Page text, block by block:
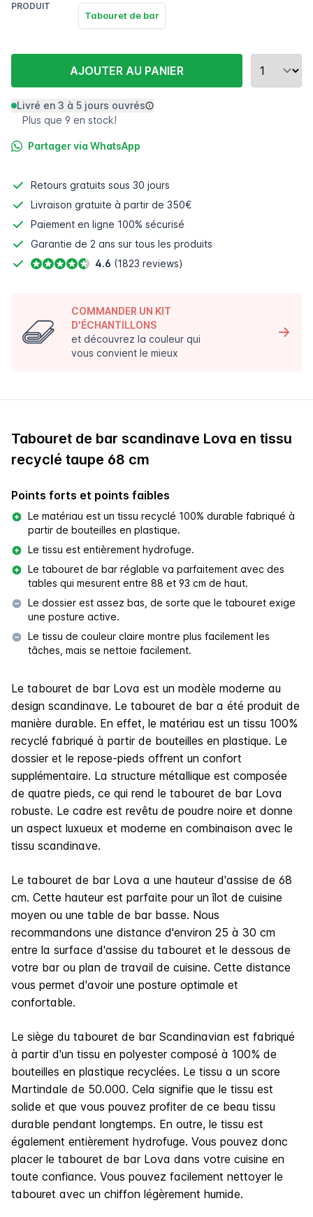
PRODUIT
Tabouret de bar
AJOUTER AU PANIER
Livré en 3 à 5 jours ouvrés
Plus que 9 en stock!
Partager via WhatsApp
Retours gratuits sous 30 jours
Livraison gratuite à partir de 350€
Paiement en ligne 100% sécurisé
Garantie de 2 ans sur tous les produits
4.6 (1823 reviews)
COMMANDER UN KIT
D'ÉCHANTILLONS
et découvrez la couleur qui
vous convient le mieux
Tabouret de bar scandinave Lova en tissu
recyclé taupe 68 cm
Points forts et points faibles
Le matériau est un tissu recyclé 100% durable fabriqué à
partir de bouteilles en plastique.
Le tissu est entièrement hydrofuge.
Le tabouret de bar réglable va parfaitement avec des
tables qui mesurent entre 88 et 93 cm de haut.
Le dossier est assez bas, de sorte que le tabouret exige
une posture active.
Le tissu de couleur claire montre plus facilement les
tâches, mais se nettoie facilement.
Le tabouret de bar Lova est un modèle moderne au
design scandinave. Le tabouret de bar a été produit de
manière durable. En effet, le matériau est un tissu 100%
recyclé fabriqué à partir de bouteilles en plastique. Le
dossier et le repose-pieds offrent un confort
supplémentaire. La structure métallique est composée
de quatre pieds, ce qui rend le tabouret de bar Lova
robuste. Le cadre est revêtu de poudre noire et donne
un aspect luxueux et moderne en combinaison avec le
tissu scandinave.
Le tabouret de bar Lova a une hauteur d'assise de 68
cm. Cette hauteur est parfaite pour un îlot de cuisine
moyen ou une table de bar basse. Nous
recommandons une distance d'environ 25 à 30 cm
entre la surface d'assise du tabouret et le dessous de
votre bar ou plan de travail de cuisine. Cette distance
vous permet d'avoir une posture optimale et
confortable.
Le siège du tabouret de bar Scandinavian est fabriqué
à partir d'un tissu en polyester composé à 100% de
bouteilles en plastique recyclées. Le tissu a un score
Martindale de 50.000. Cela signifie que le tissu est
solide et que vous pouvez profiter de ce beau tissu
durable pendant longtemps. En outre, le tissu est
également entièrement hydrofuge. Vous pouvez donc
placer le tabouret de bar Lova dans votre cuisine en
toute confiance. Vous pouvez facilement nettoyer le
tabouret avec un chiffon légèrement humide.